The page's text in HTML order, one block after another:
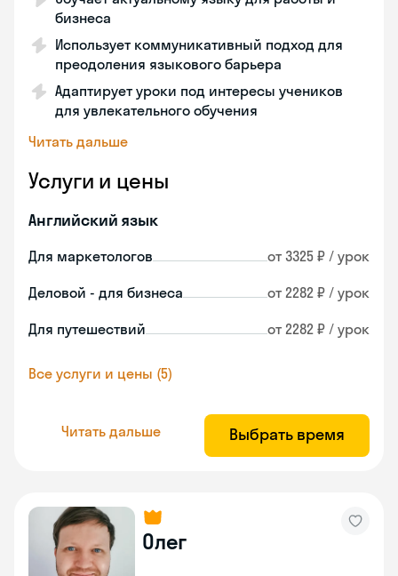
бизнеса
Использует коммуникативный подход для
преодоления языкового барьера
Адаптирует уроки под интересы учеников
для увлекательного обучения
Читать дальше
Услуги и цены
Английский язык
Для маркетологов от 3325 ₽ / урок
Деловой - для бизнеса от 2282 ₽ / урок
Для путешествий от 2282 ₽ / урок
Все услуги и цены (5)
Читать дальше Выбрать время
Олег